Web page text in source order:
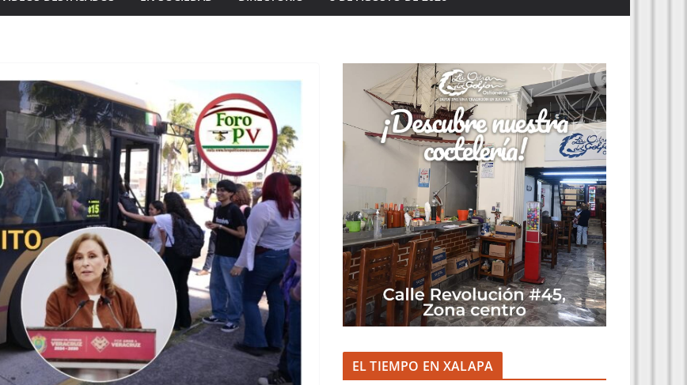
EL TIEMPO EN XALAPA